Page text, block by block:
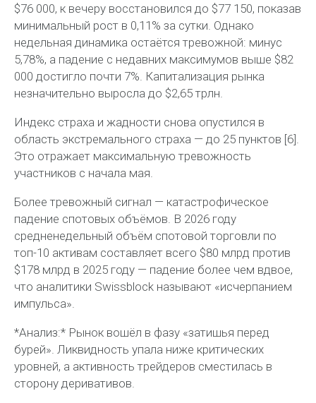
$76 000, к вечеру восстановился до $77 150, показав
минимальный рост в 0,11% за сутки. Однако
недельная динамика остаётся тревожной: минус
5,78%, а падение с недавних максимумов выше $82
000 достигло почти 7%. Капитализация рынка
незначительно выросла до $2,65 трлн.
Индекс страха и жадности снова опустился в
область экстремального страха — до 25 пунктов [6].
Это отражает максимальную тревожность
участников с начала мая.
Более тревожный сигнал — катастрофическое
падение спотовых объёмов. В 2026 году
средненедельный объём спотовой торговли по
топ-10 активам составляет всего $80 млрд против
$178 млрд в 2025 году — падение более чем вдвое,
что аналитики Swissblock называют «исчерпанием
импульса».
*Анализ:* Рынок вошёл в фазу «затишья перед
бурей». Ликвидность упала ниже критических
уровней, а активность трейдеров сместилась в
сторону деривативов.